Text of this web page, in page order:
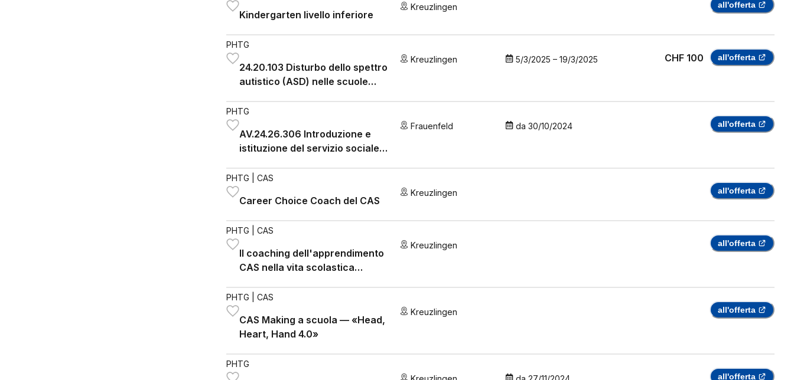
Kindergarten livello inferiore
Kreuzlingen all'offerta
PHTG
24.20.103 Disturbo dello spettro
autistico (ASD) nelle scuole
Kreuzlingen 5/3/2025 – 19/3/2025 CHF 100 all'offerta
PHTG
AV.24.26.306 Introduzione e
istituzione del servizio sociale
Frauenfeld da 30/10/2024 all'offerta
PHTG | CAS
Career Choice Coach del CAS
Kreuzlingen all'offerta
PHTG | CAS
Il coaching dell'apprendimento
CAS nella vita scolastica
Kreuzlingen all'offerta
PHTG | CAS
CAS Making a scuola — «Head,
Heart, Hand 4.0»
Kreuzlingen all'offerta
PHTG
all'offerta